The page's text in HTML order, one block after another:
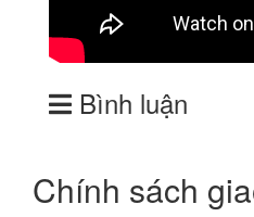
Bình luận
Chính sách